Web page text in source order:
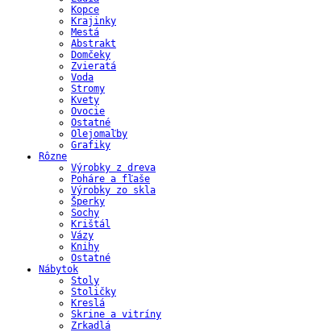
Kopce
Krajinky
Mestá
Abstrakt
Domčeky
Zvieratá
Voda
Stromy
Kvety
Ovocie
Ostatné
Olejomaľby
Grafiky
Rôzne
Výrobky z dreva
Poháre a fľaše
Výrobky zo skla
Šperky
Sochy
Krištál
Vázy
Knihy
Ostatné
Nábytok
Stoly
Stoličky
Kreslá
Skrine a vitríny
Zrkadlá